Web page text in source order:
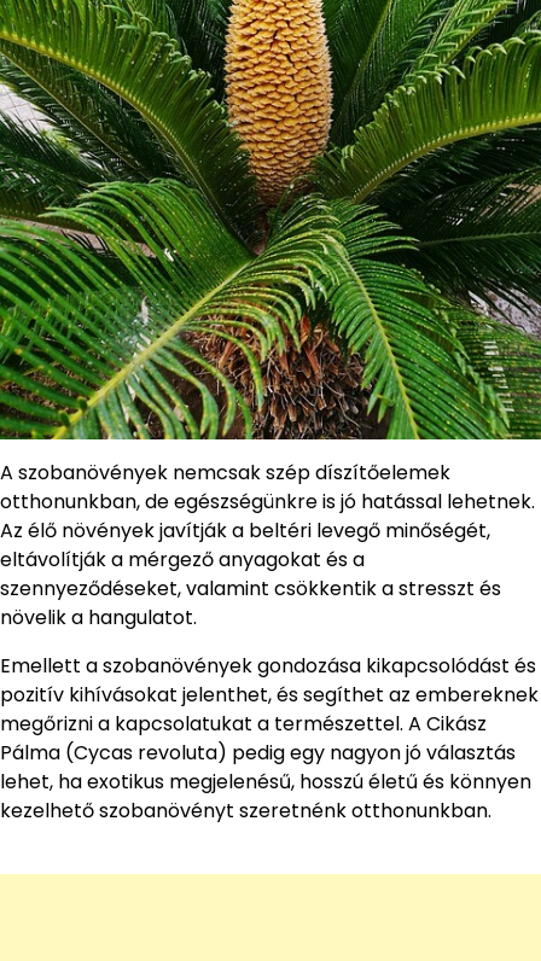
A szobanövények nemcsak szép díszítőelemek
otthonunkban, de egészségünkre is jó hatással lehetnek.
Az élő növények javítják a beltéri levegő minőségét,
eltávolítják a mérgező anyagokat és a
szennyeződéseket, valamint csökkentik a stresszt és
növelik a hangulatot.
Emellett a szobanövények gondozása kikapcsolódást és
pozitív kihívásokat jelenthet, és segíthet az embereknek
megőrizni a kapcsolatukat a természettel. A Cikász
Pálma (Cycas revoluta) pedig egy nagyon jó választás
lehet, ha exotikus megjelenésű, hosszú életű és könnyen
kezelhető szobanövényt szeretnénk otthonunkban.